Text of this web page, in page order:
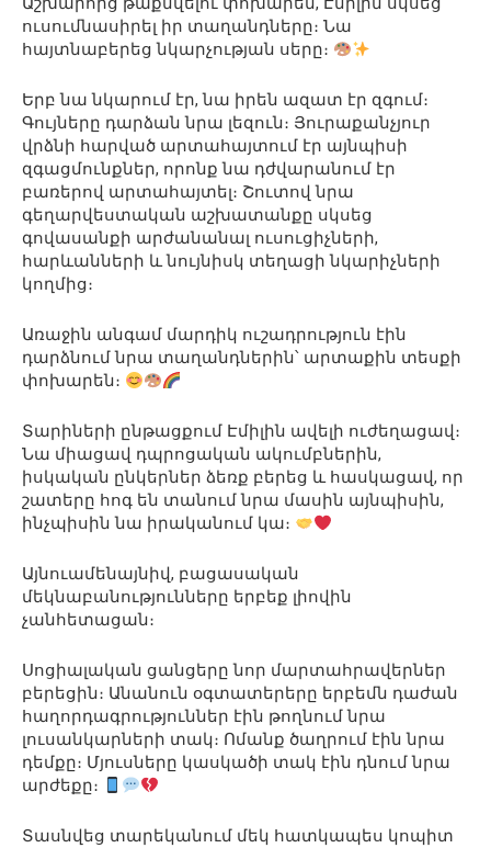
ուսումնասիրել իր տաղանդները։ Նա
հայտնաբերեց նկարչության սերը։
Երբ նա նկարում էր, նա իրեն ազատ էր զգում։
Գույները դարձան նրա լեզուն։ Յուրաքանչյուր
վրձնի հարված արտահայտում էր այնպիսի
զգացմունքներ, որոնք նա դժվարանում էր
բառերով արտահայտել։ Շուտով նրա
գեղարվեստական ​​աշխատանքը սկսեց
գովասանքի արժանանալ ուսուցիչների,
հարևանների և նույնիսկ տեղացի նկարիչների
կողմից։
Առաջին անգամ մարդիկ ուշադրություն էին
դարձնում նրա տաղանդներին՝ արտաքին տեսքի
փոխարեն։
Տարիների ընթացքում Էմիլին ավելի ուժեղացավ։
Նա միացավ դպրոցական ակումբներին,
իսկական ընկերներ ձեռք բերեց և հասկացավ, որ
շատերը հոգ են տանում նրա մասին այնպիսին,
ինչպիսին նա իրականում կա։
Այնուամենայնիվ, բացասական
մեկնաբանությունները երբեք լիովին
չանհետացան։
Սոցիալական ցանցերը նոր մարտահրավերներ
բերեցին։ Անանուն օգտատերերը երբեմն դաժան
հաղորդագրություններ էին թողնում նրա
լուսանկարների տակ։ Ոմանք ծաղրում էին նրա
դեմքը։ Մյուսները կասկածի տակ էին դնում նրա
արժեքը։
Տասնվեց տարեկանում մեկ հատկապես կոպիտ